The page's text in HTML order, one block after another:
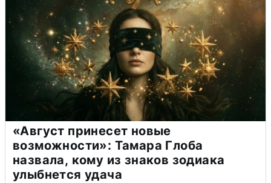
«Август принесет новые
возможности»: Тамара Глоба
назвала, кому из знаков зодиака
улыбнется удача